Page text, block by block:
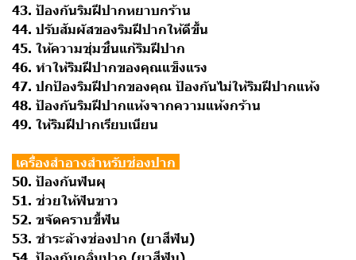
43. ป้องกันริมฝีปากหยาบกร้าน
44. ปรับสัมผัสของริมฝีปากให้ดีขึ้น
45. ให้ความชุ่มชื่นแก้ริมฝีปาก
46. ทำให้ริมฝีปากของคุณแข็งแรง
47. ปกป้องริมฝีปากของคุณ ป้องกันไม่ให้ริมฝีปากแห้ง
48. ป้องกันริมฝีปากแห้งจากความแห้งกร้าน
49. ให้ริมฝีปากเรียบเนียน
เครื่องสำอางสำหรับช่องปาก
50. ป้องกันฟันผุ
51. ช่วยให้ฟันขาว
52. ขจัดคราบขี้ฟัน
53. ชำระล้างช่องปาก (ยาสีฟัน)